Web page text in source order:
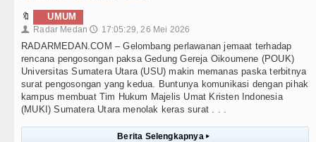
🔖 UMUM
👤 Radar Medan 🕔 17:05:29, 26 Mei 2026
RADARMEDAN.COM – Gelombang perlawanan jemaat terhadap
rencana pengosongan paksa Gedung Gereja Oikoumene (POUK)
Universitas Sumatera Utara (USU) makin memanas paska terbitnya
surat pengosongan yang kedua. Buntunya komunikasi dengan pihak
kampus membuat Tim Hukum Majelis Umat Kristen Indonesia
(MUKI) Sumatera Utara menolak keras surat . . .
Berita Selengkapnya ▸